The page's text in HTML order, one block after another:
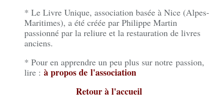
* Le Livre Unique, association basée à Nice (Alpes-
Maritimes), a été créée par Philippe Martin
passionné par la reliure et la restauration de livres
anciens.
* Pour en apprendre un peu plus sur notre passion,
lire : à propos de l'association
Retour à l'accueil